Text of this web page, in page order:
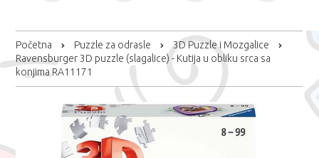
Početna Puzzle za odrasle
3D Puzzle i Mozgalice
Ravensburger 3D puzzle (slagalice) - Kutija u obliku srca sa
konjima RA11171